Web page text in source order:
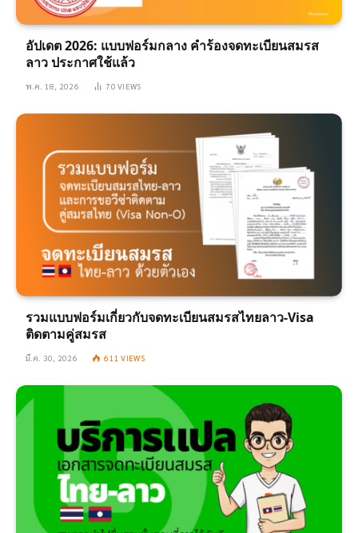
อัปเดต 2026: แบบฟอร์มกลาง คำร้องจดทะเบียนสมรส
ลาว ประกาศใช้แล้ว
พ.ค. 18, 2026 70VIEWS
รวมแบบฟอร์มเกี่ยวกับจดทะเบียนสมรสไทยลาว-Visa
ติดตามคู่สมรส
มี.ค. 30, 2026 611VIEWS